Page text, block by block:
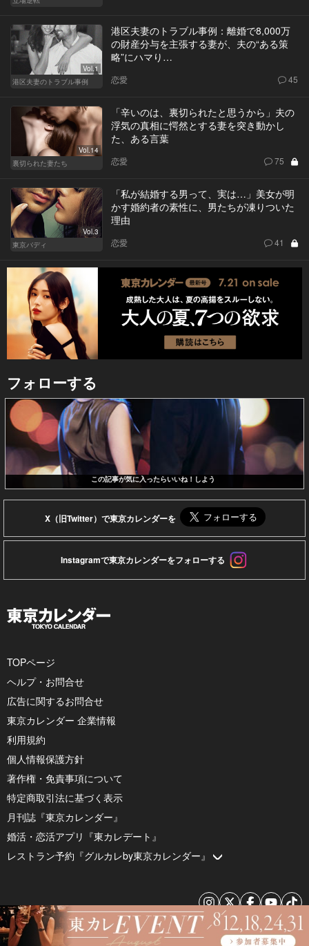
Vol.1
港区夫妻のトラブル事例
港区夫妻のトラブル事例：離婚で8,000万
の財産分与を主張する妻が、夫の“ある策
略”にハマり…
恋愛 45
Vol.14
裏切られた妻たち
「辛いのは、裏切られたと思うから」夫の
浮気の真相に愕然とする妻を突き動かし
た、ある言葉
恋愛 75
Vol.3
東京バディ
「私が結婚する男って、実は…」美女が明
かす婚約者の素性に、男たちが凍りついた
理由
恋愛 41
フォローする
この記事が気に入ったらいいね！しよう
X（旧Twitter）で東京カレンダーを
Instagramで東京カレンダーをフォローする
TOPページ
ヘルプ・お問合せ
広告に関するお問合せ
東京カレンダー 企業情報
利用規約
個人情報保護方針
著作権・免責事項について
特定商取引法に基づく表示
月刊誌『東京カレンダー』
婚活・恋活アプリ『東カレデート』
レストラン予約『グルカレby東京カレンダー』
© 2026 by Tokyo Calendar, Inc.